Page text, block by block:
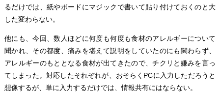
るだけでは、紙やボードにマジックで書いて貼り付けておくのと大
した変わらない。
他にも、今回、数人ほどに何度も何度も食材のアレルギーについて
聞かれ、その都度、痛みを堪えて説明をしていたのにも関わらず、
アレルギーのもととなる食材が出てきたので、チクリと嫌みを言っ
てしまった。対応したそれぞれが、おそらくPCに入力しただろうと
想像するが、単に入力するだけでは、情報共有にはならない。